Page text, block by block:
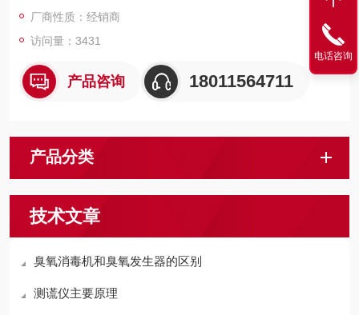
厂商性质：经销商
访问量：3431
产品咨询 18011564711
产品分类
技术文章
臭氧消毒机和臭氧发生器的区别
测谎仪主要原理
电话咨询